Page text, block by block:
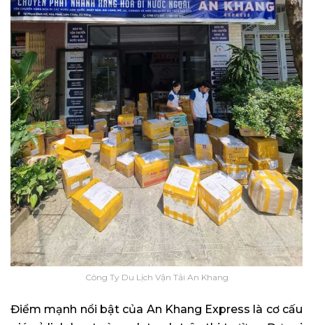
Công Ty Du Lịch Vận Tải An Khang
Điểm mạnh nổi bật của An Khang Express là cơ cấu